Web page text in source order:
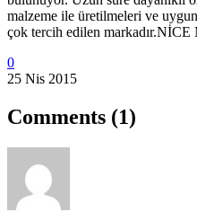
malzeme ile üretilmeleri ve
çok tercih edilen
0
25 Nis 2015
Comments (1)